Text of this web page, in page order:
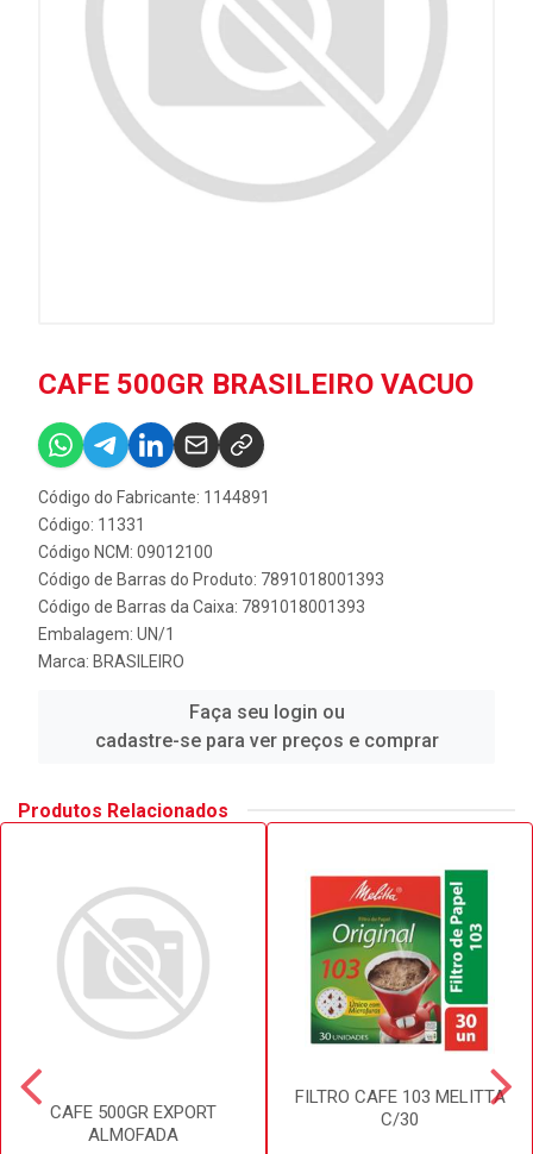
CAFE 500GR BRASILEIRO VACUO
Código do Fabricante: 1144891
Código: 11331
Código NCM: 09012100
Código de Barras do Produto: 7891018001393
Código de Barras da Caixa: 7891018001393
Embalagem: UN/1
Marca: BRASILEIRO
Faça seu login ou
cadastre-se para ver preços e comprar
Produtos Relacionados
CAFE 500GR EXPORT
ALMOFADA
FILTRO CAFE 103 MELITTA
C/30